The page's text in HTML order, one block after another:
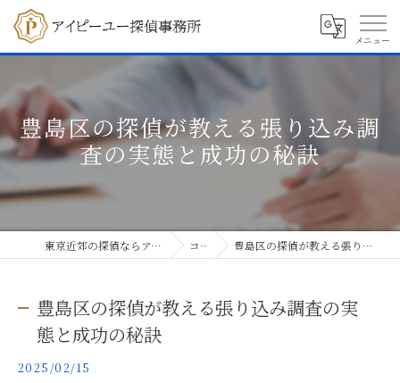
豊島区の探偵が教える張り込み調
査の実態と成功の秘訣
東京近郊の探偵ならアイピーユー探偵事務所 コラム 豊島区の探偵が教える張り込み調査の実態と成功の秘訣
豊島区の探偵が教える張り込み調査の実
態と成功の秘訣
2025/02/15